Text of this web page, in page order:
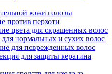
кожи головы
против перхоти
цвета для окрашенных волос
нормальных и сухих волос
для поврежденных волос
для защиты кератина